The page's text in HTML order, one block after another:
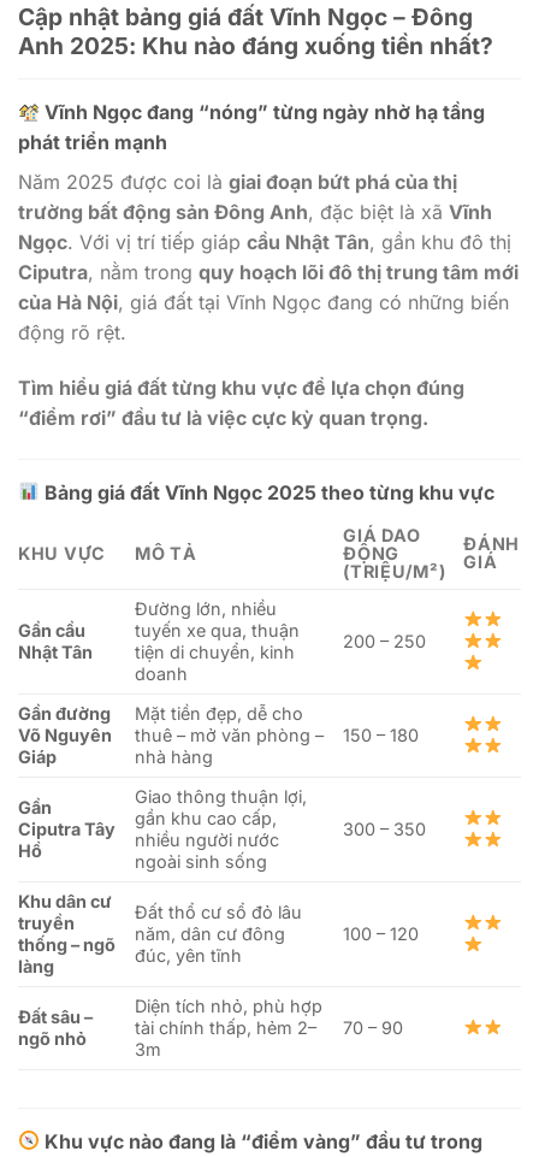
Cập nhật bảng giá đất Vĩnh Ngọc – Đông
Anh 2025: Khu nào đáng xuống tiền nhất?
Vĩnh Ngọc đang “nóng” từng ngày nhờ hạ tầng
phát triển mạnh
Năm 2025 được coi là giai đoạn bứt phá của thị
trường bất động sản Đông Anh, đặc biệt là xã Vĩnh
Ngọc. Với vị trí tiếp giáp cầu Nhật Tân, gần khu đô thị
Ciputra, nằm trong quy hoạch lõi đô thị trung tâm mới
của Hà Nội, giá đất tại Vĩnh Ngọc đang có những biến
động rõ rệt.
Tìm hiểu giá đất từng khu vực để lựa chọn đúng
“điểm rơi” đầu tư là việc cực kỳ quan trọng.
Bảng giá đất Vĩnh Ngọc 2025 theo từng khu vực
KHU VỰC MÔ TẢ
GIÁ DAO
ĐỘNG
(TRIỆU/M²)
ĐÁNH
GIÁ
Gần cầu
Nhật Tân
Đường lớn, nhiều
tuyến xe qua, thuận
tiện di chuyển, kinh
doanh
200 – 250
Gần đường
Võ Nguyên
Giáp
Mặt tiền đẹp, dễ cho
thuê – mở văn phòng –
nhà hàng
150 – 180
Gần
Ciputra Tây
Hồ
Giao thông thuận lợi,
gần khu cao cấp,
nhiều người nước
ngoài sinh sống
300 – 350
Khu dân cư
truyền
thống – ngõ
làng
Đất thổ cư sổ đỏ lâu
năm, dân cư đông
đúc, yên tĩnh
100 – 120
Đất sâu –
ngõ nhỏ
Diện tích nhỏ, phù hợp
tài chính thấp, hẻm 2–
3m
70 – 90
Khu vực nào đang là “điểm vàng” đầu tư trong